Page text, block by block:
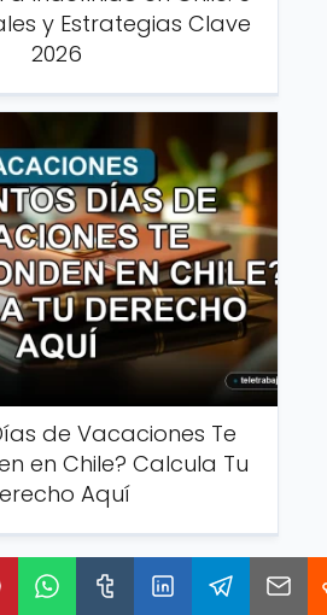
y Estrategias Clave
2026
de Vacaciones Te
en Chile? Calcula Tu
Aquí